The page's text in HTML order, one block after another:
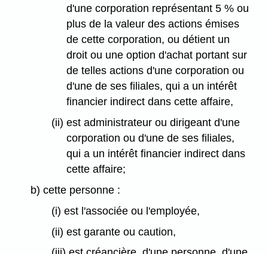
d'une corporation représentant 5 % ou
plus de la valeur des actions émises
de cette corporation, ou détient un
droit ou une option d'achat portant sur
de telles actions d'une corporation ou
d'une de ses filiales, qui a un intérêt
financier indirect dans cette affaire,
(ii) est administrateur ou dirigeant d'une
corporation ou d'une de ses filiales,
qui a un intérêt financier indirect dans
cette affaire;
b) cette personne :
(i) est l'associée ou l'employée,
(ii) est garante ou caution,